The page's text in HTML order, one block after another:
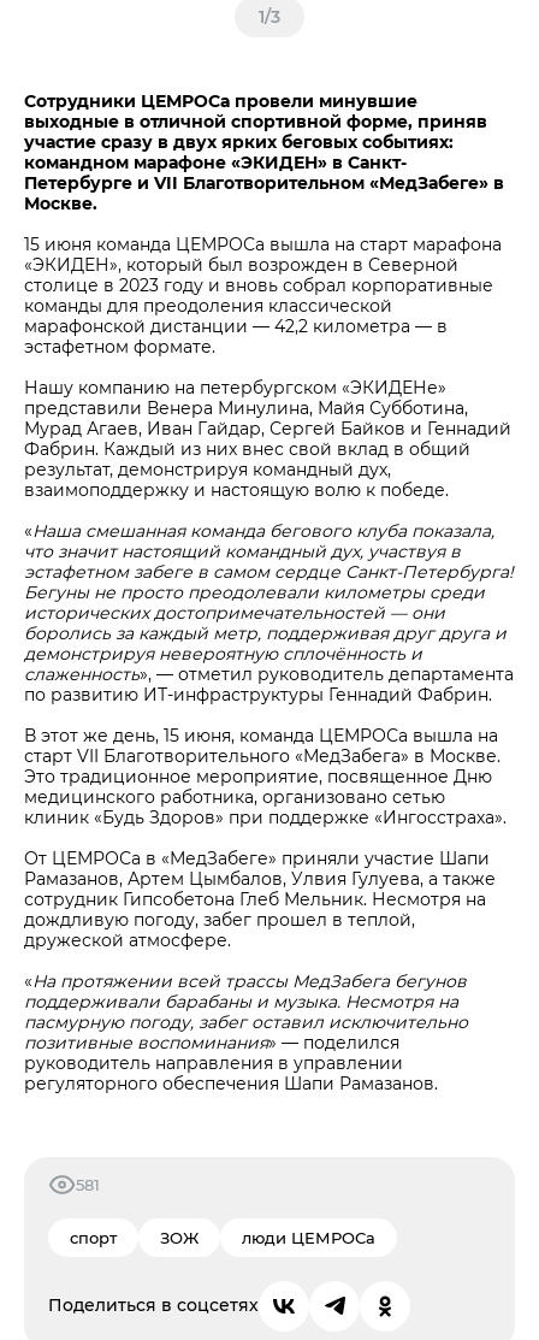
1/3
Сотрудники ЦЕМРОСа провели минувшие
выходные в отличной спортивной форме, приняв
участие сразу в двух ярких беговых событиях:
командном марафоне «ЭКИДЕН» в Санкт-
Петербурге и VII Благотворительном «МедЗабеге» в
Москве.
15 июня команда ЦЕМРОСа вышла на старт марафона
«ЭКИДЕН», который был возрожден в Северной
столице в 2023 году и вновь собрал корпоративные
команды для преодоления классической
марафонской дистанции — 42,2 километра — в
эстафетном формате.
Нашу компанию на петербургском «ЭКИДЕНе»
представили Венера Минулина, Майя Субботина,
Мурад Агаев, Иван Гайдар, Сергей Байков и Геннадий
Фабрин. Каждый из них внес свой вклад в общий
результат, демонстрируя командный дух,
взаимоподдержку и настоящую волю к победе.
«Наша смешанная команда бегового клубапоказала,
что значит настоящий командный дух, участвуя в
эстафетном забеге в самом сердце Санкт-Петербурга!
Бегуны не просто преодолевали километры среди
исторических достопримечательностей — они
боролись за каждый метр, поддерживая друг друга и
демонстрируя невероятную сплочённость и
слаженность», — отметил руководитель департамента
по развитию ИТ-инфраструктуры Геннадий Фабрин.
В этот же день, 15 июня, команда ЦЕМРОСа вышла на
старт VII Благотворительного «МедЗабега» в Москве.
Это традиционное мероприятие, посвященное Дню
медицинского работника, организовано сетью
клиник «Будь Здоров» при поддержке «Ингосстраха».
От ЦЕМРОСа в «МедЗабеге» приняли участие Шапи
Рамазанов, Артем Цымбалов, Улвия Гулуева, а также
сотрудник Гипсобетона Глеб Мельник. Несмотря на
дождливую погоду, забег прошел в теплой,
дружеской атмосфере.
«На протяжении всей трассы МедЗабега бегунов
поддерживали барабаны и музыка. Несмотря на
пасмурную погоду, забег оставил исключительно
позитивные воспоминания» — поделился
руководитель направления в управлении
регуляторного обеспечения Шапи Рамазанов.
581
спорт ЗОЖ люди ЦЕМРОСа
Поделиться в соцсетях